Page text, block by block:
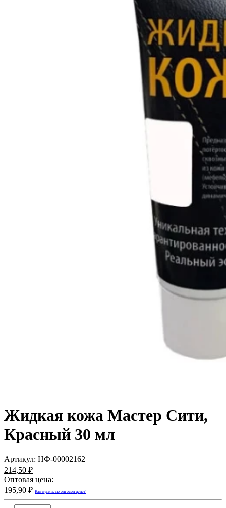
Жидкая кожа Мастер Сити,
Красный 30 мл
Артикул: НФ-00002162
214,50 ₽
Оптовая цена:
195,90 ₽ Как купить по оптовой цене?